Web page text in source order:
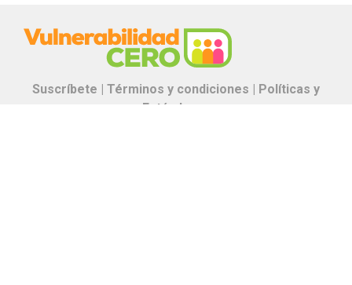
Suscríbete | Términos y condiciones | Políticas y
Estándares